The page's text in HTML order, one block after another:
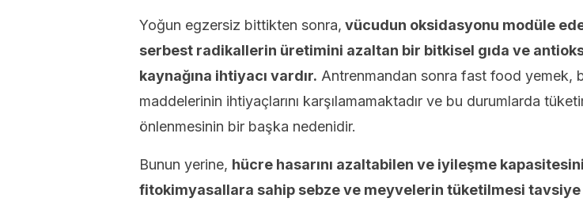
Yoğun egzersiz bittikten sonra, vücudun oksidasyonu modüle
serbest radikallerin üretimini azaltan bir bitkisel gıda ve
kaynağına ihtiyacı vardır. Antrenmandan sonra fast food yemek,
maddelerinin ihtiyaçlarını karşılamamaktadır ve bu durumlarda
önlenmesinin bir başka nedenidir.
Bunun yerine, hücre hasarını azaltabilen ve iyileşme
fitokimyasallara sahip sebze ve meyvelerin tüketilmesi